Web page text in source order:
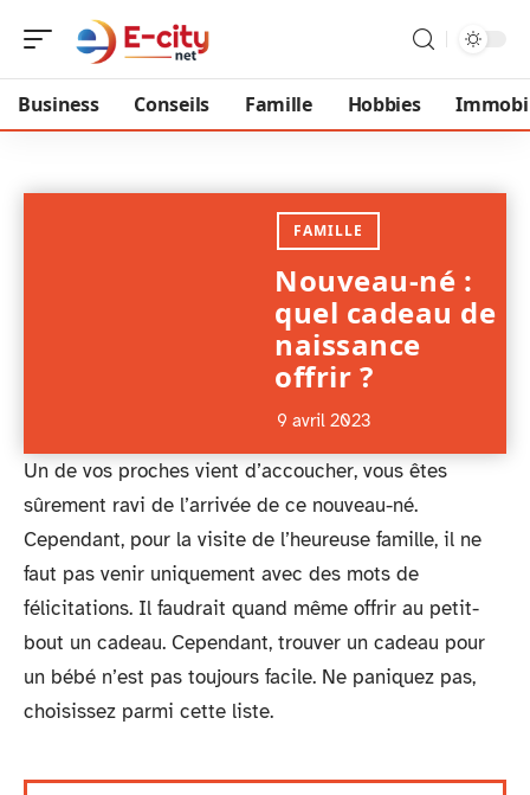
Business Conseils Famille Hobbies
FAMILLE
Nouveau-né :
quel cadeau de
naissance
offrir ?
9 avril 2023
Un de vos proches vient d’accoucher, vous êtes
sûrement ravi de l’arrivée de ce nouveau-né.
Cependant, pour la visite de l’heureuse famille, il ne
faut pas venir uniquement avec des mots de
félicitations. Il faudrait quand même offrir au petit-
bout un cadeau. Cependant, trouver un cadeau pour
un bébé n’est pas toujours facile. Ne paniquez pas,
choisissez parmi cette liste.